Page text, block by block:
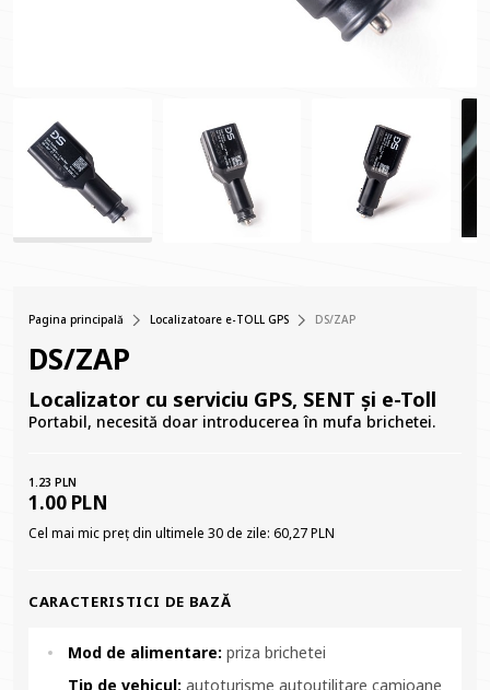
Pagina principală Localizatoare e-TOLL GPS DS/ZAP
DS/ZAP
Localizator cu serviciu GPS, SENT și e-Toll
Portabil, necesită doar introducerea în mufa brichetei.
1.23 PLN
1.00 PLN
Cel mai mic preț din ultimele 30 de zile: 60,27 PLN
CARACTERISTICI DE BAZĂ
Mod de alimentare: priza brichetei
Tip de vehicul: autoturisme autoutilitare camioane